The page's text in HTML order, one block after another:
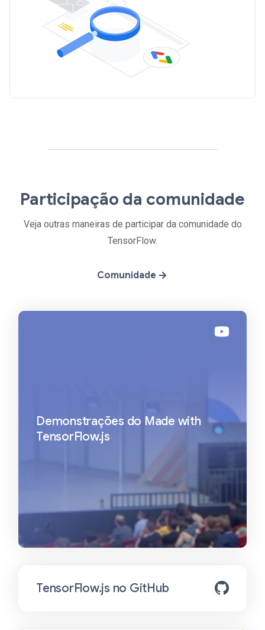
Participação da comunidade
Veja outras maneiras de participar da comunidade do
TensorFlow.
Comunidade
Demonstrações do Made with
TensorFlow.js
TensorFlow.js no GitHub